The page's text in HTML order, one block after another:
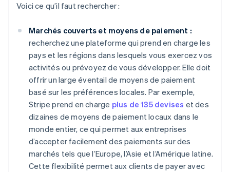
Voici ce qu’il faut rechercher :
Marchés couverts et moyens de paiement :
recherchez une plateforme qui prend en charge les
pays et les régions dans lesquels vous exercez vos
activités ou prévoyez de vous développer. Elle doit
offrir un large éventail de moyens de paiement
basé sur les préférences locales. Par exemple,
Stripe prend en charge plus de 135 devises et des
dizaines de moyens de paiement locaux dans le
monde entier, ce qui permet aux entreprises
d’accepter facilement des paiements sur des
marchés tels que l’Europe, l’Asie et l’Amérique latine.
Cette flexibilité permet aux clients de payer avec